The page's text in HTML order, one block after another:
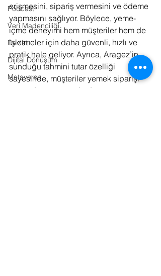
Podcast
Veri Madenciliği
Devlet
Dijital Dönüşüm
Metaverse
erişmesini, sipariş vermesini ve ödeme
yapmasını sağlıyor. Böylece, yeme-
içme deneyimi hem müşteriler hem de
işletmeler için daha güvenli, hızlı ve
pratik hale geliyor. Ayrıca, Aragez’in
sunduğu tahmini tutar özelliği
sayesinde, müşteriler yemek siparişi
vermeden önce ne kadar